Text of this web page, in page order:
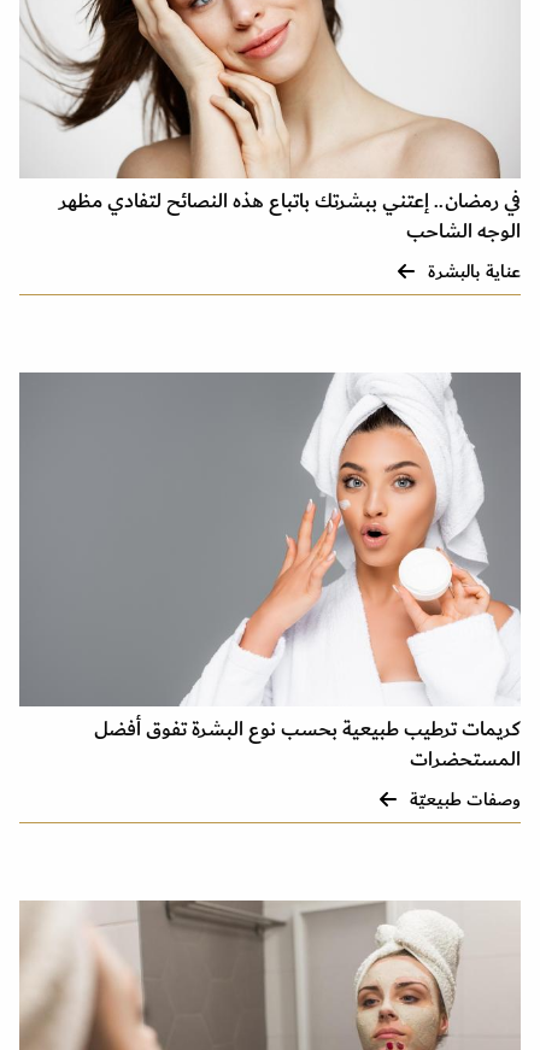
في رمضان.. إعتني ببشرتك باتباع هذه النصائح لتفادي مظهر
الوجه الشاحب
عناية بالبشرة
كريمات ترطيب طبيعية بحسب نوع البشرة تفوق أفضل
المستحضرات
وصفات طبيعيّة